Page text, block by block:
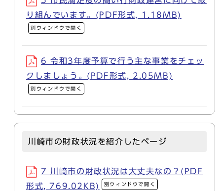
り組んでいます。(PDF形式, 1.18MB)
別ウィンドウで開く
6 令和3年度予算で行う主な事業をチェッ
クしましょう。(PDF形式, 2.05MB)
別ウィンドウで開く
川崎市の財政状況を紹介したページ
7 川崎市の財政状況は大丈夫なの？(PDF
形式, 769.02KB)
別ウィンドウで開く